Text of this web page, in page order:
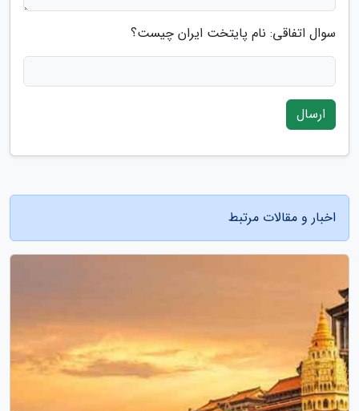
سوال اتفاقی: نام پایتخت ایران چیست؟
ارسال
اخبار و مقالات مرتبط